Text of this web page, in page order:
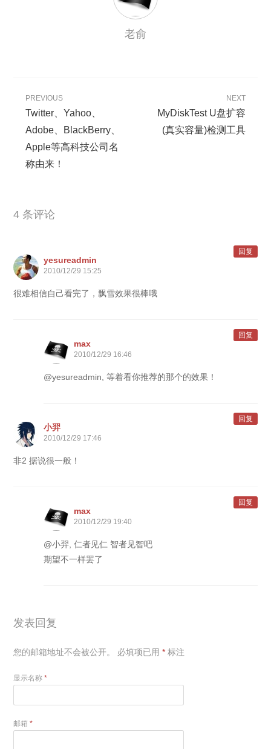
老俞
PREVIOUS
Twitter、Yahoo、
Adobe、BlackBerry、
Apple等高科技公司名
称由来！
NEXT
MyDiskTest U盘扩容
(真实容量)检测工具
4 条评论
yesureadmin
2010/12/29 15:25
很难相信自己看完了，飘雪效果很棒哦
回复
max
2010/12/29 16:46
@yesureadmin, 等着看你推荐的那个的效果！
回复
小羿
2010/12/29 17:46
非2 据说很一般！
回复
max
2010/12/29 19:40
@小羿, 仁者见仁 智者见智吧
期望不一样罢了
回复
发表回复
您的邮箱地址不会被公开。 必填项已用* 标注
显示名称*
邮箱*